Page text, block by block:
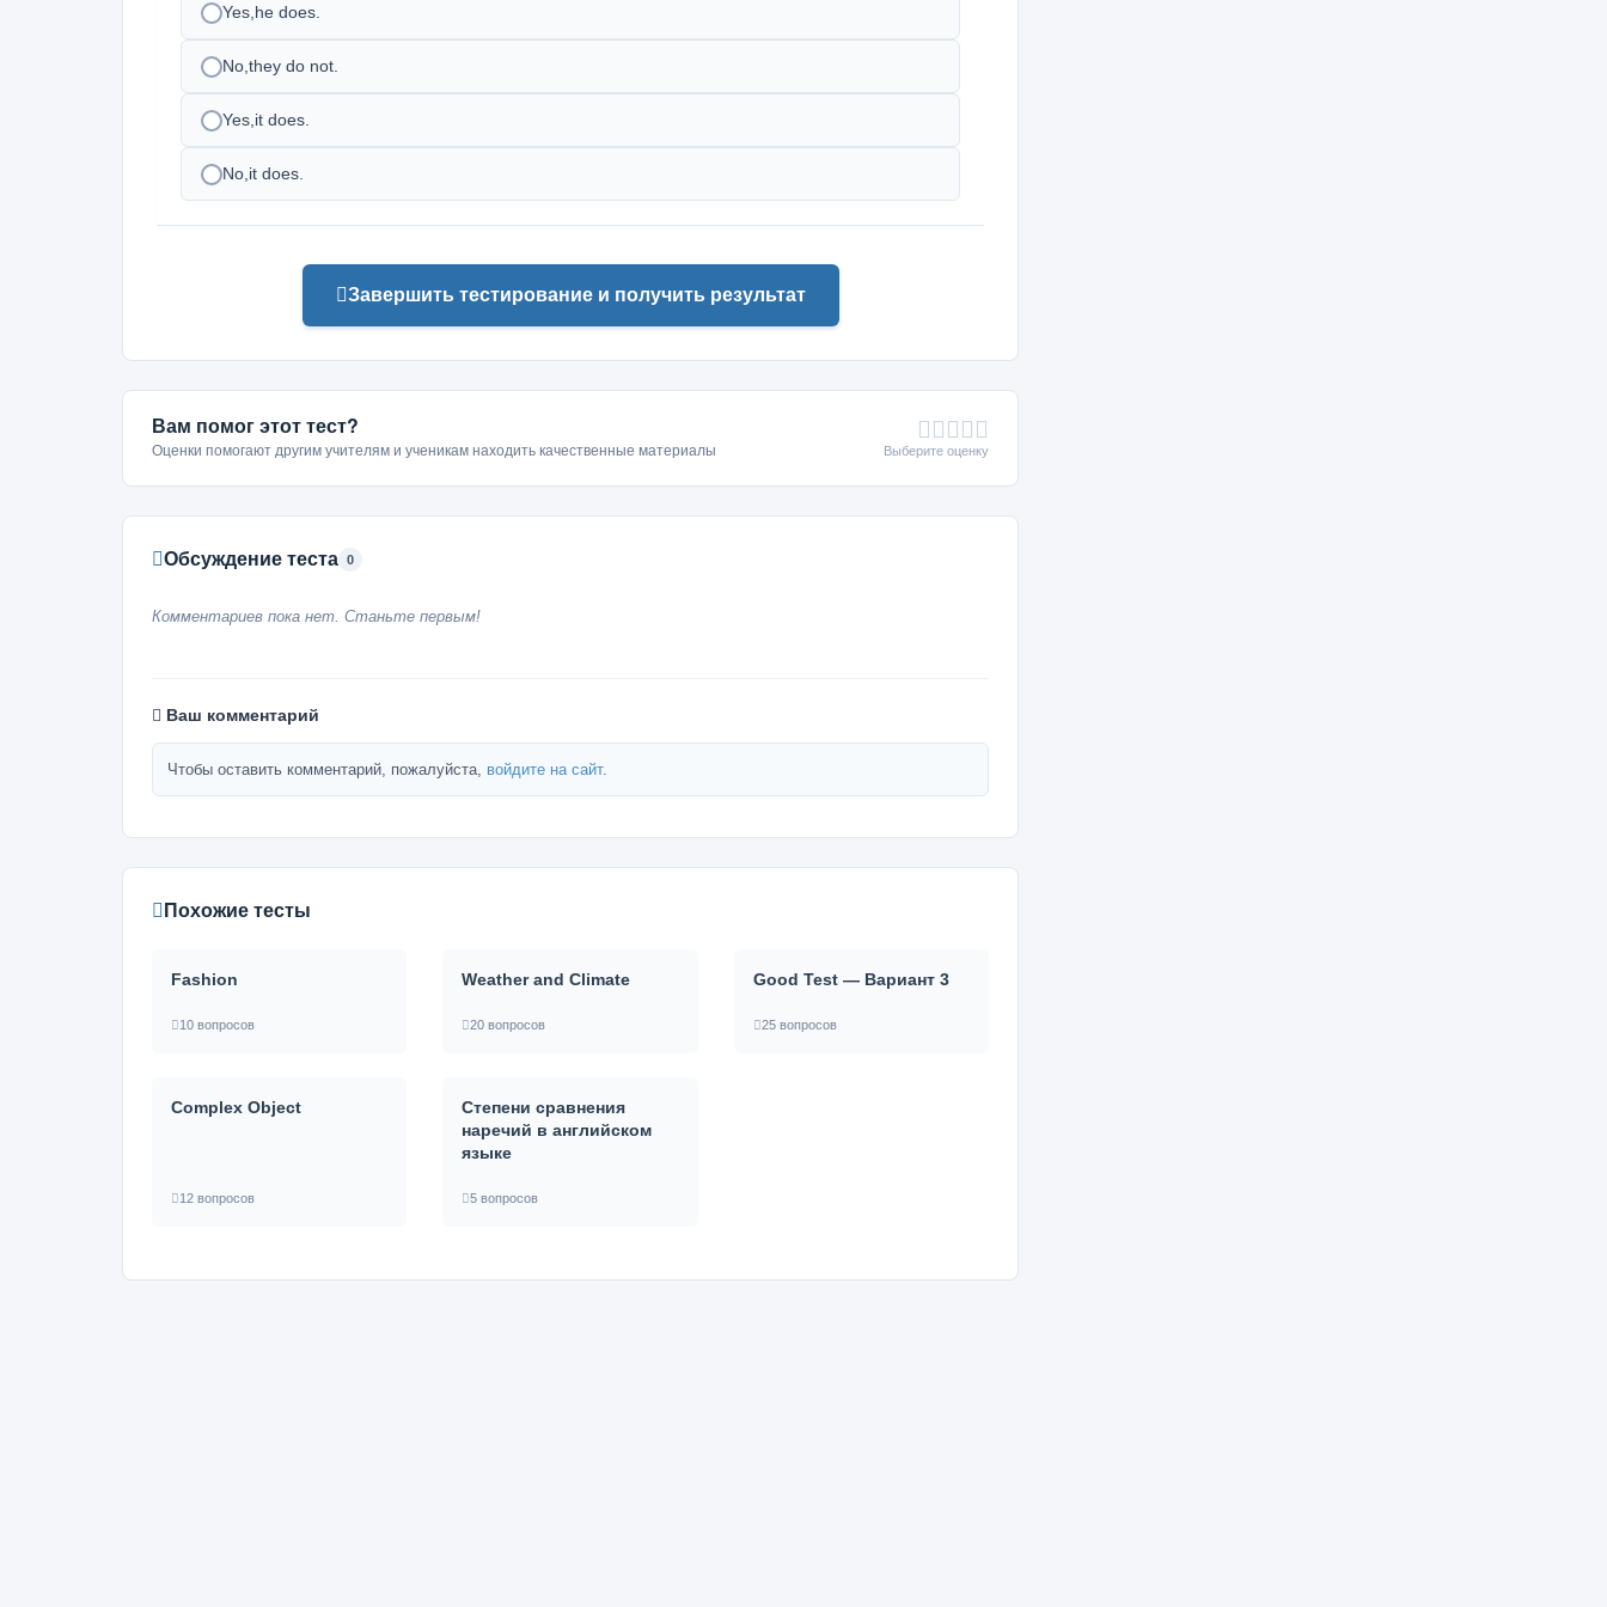
Yes,he does.
No,they do not.
Yes,it does.
No,it does.
Завершить тестирование и получить результат
Вам помог этот тест?
Оценки помогают другим учителям и ученикам находить качественные материалы Выберите оценку
Обсуждение теста 0
Комментариев пока нет. Станьте первым!
Ваш комментарий
Чтобы оставить комментарий, пожалуйста, войдите на сайт.
Похожие тесты
Fashion
10 вопросов
Weather and Climate
20 вопросов
Good Test — Вариант 3
25 вопросов
Complex Object
12 вопросов
Степени сравнения
наречий в английском
языке
5 вопросов